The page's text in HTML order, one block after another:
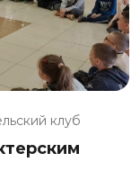
клуб